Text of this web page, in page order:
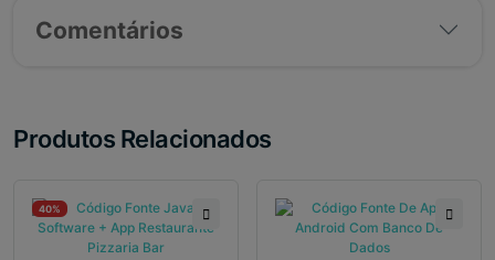
Comentários
Produtos Relacionados
40%